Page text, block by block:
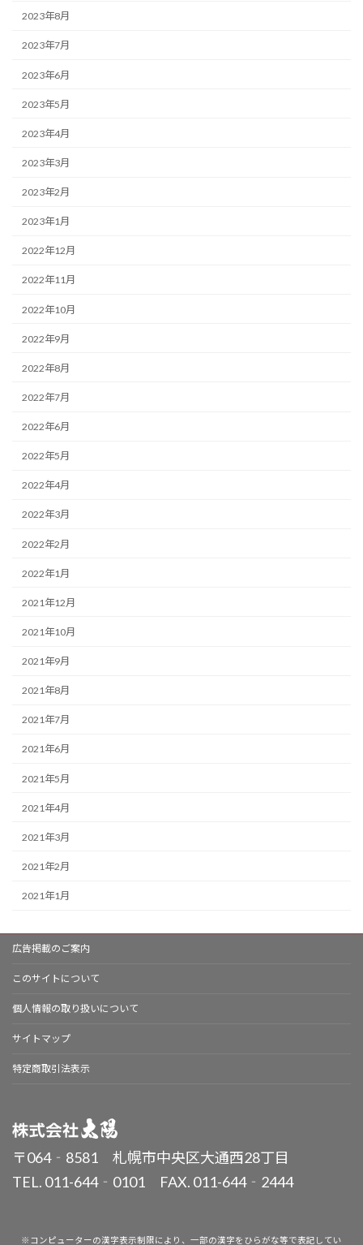
2023年8月
2023年7月
2023年6月
2023年5月
2023年4月
2023年3月
2023年2月
2023年1月
2022年12月
2022年11月
2022年10月
2022年9月
2022年8月
2022年7月
2022年6月
2022年5月
2022年4月
2022年3月
2022年2月
2022年1月
2021年12月
2021年10月
2021年9月
2021年8月
2021年7月
2021年6月
2021年5月
2021年4月
2021年3月
2021年2月
2021年1月
広告掲載のご案内
このサイトについて
個人情報の取り扱いについて
サイトマップ
特定商取引法表示
〒064‐8581 札幌市中央区大通西28丁目
TEL. 011-644‐0101 FAX. 011-644‐2444
※コンピューターの漢字表示制限により、一部の漢字をひらがな等で表記してい